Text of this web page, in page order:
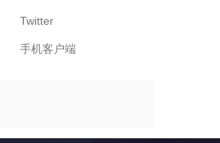
Twitter
手机客户端